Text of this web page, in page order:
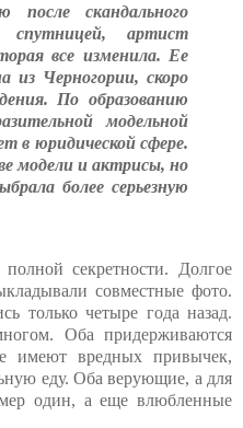
после скандального
спутницей, артист
все изменила. Ее
из Черногории, скоро
По образованию
модельной
в юридической сфере.
модели и актрисы, но
более серьезную
секретности. Долгое
совместные фото.
только четыре года назад.
Оба придерживаются
имеют вредных привычек,
еду. Оба верующие, а для
один, а еще влюбленные